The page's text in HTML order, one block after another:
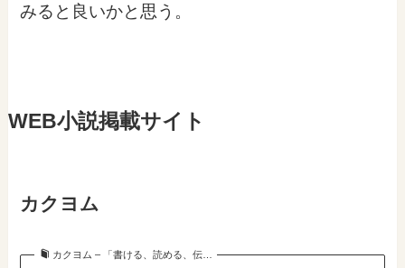
みると良いかと思う。
WEB小説掲載サイト
カクヨム
カクヨム – 「書ける、読める、伝…